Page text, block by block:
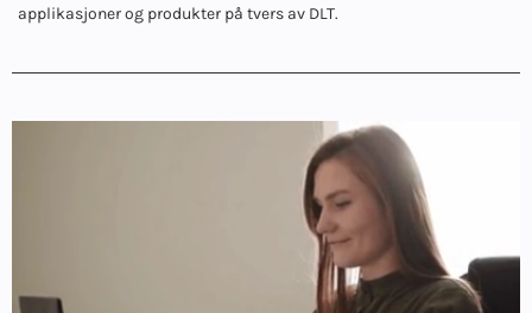
applikasjoner og produkter på tvers av DLT.